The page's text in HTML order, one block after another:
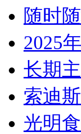
随时
2025
长期
索迪
光明